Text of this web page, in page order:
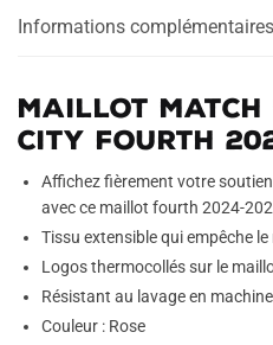
Informations complémentaires
Maillot Match
City Fourth
Affichez fièrement votre
avec ce maillot fourth 2024-
Tissu extensible qui empêche
Logos thermocollés sur le
Résistant au lavage en
Couleur : Rose